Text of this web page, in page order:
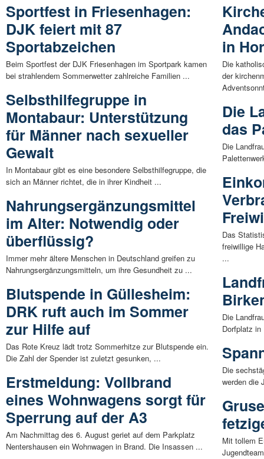
Sportfest in Friesenhagen:
DJK feiert mit 87
Sportabzeichen
Beim Sportfest der DJK Friesenhagen im Sportpark kamen
bei strahlendem Sommerwetter zahlreiche Familien ...
Selbsthilfegruppe in
Montabaur: Unterstützung
für Männer nach sexueller
Gewalt
In Montabaur gibt es eine besondere Selbsthilfegruppe, die
sich an Männer richtet, die in ihrer Kindheit ...
Nahrungsergänzungsmittel
im Alter: Notwendig oder
überflüssig?
Immer mehr ältere Menschen in Deutschland greifen zu
Nahrungsergänzungsmitteln, um ihre Gesundheit zu ...
Blutspende in Güllesheim:
DRK ruft auch im Sommer
zur Hilfe auf
Das Rote Kreuz lädt trotz Sommerhitze zur Blutspende ein.
Die Zahl der Spender ist zuletzt gesunken, ...
Erstmeldung: Vollbrand
eines Wohnwagens sorgt für
Sperrung auf der A3
Am Nachmittag des 6. August geriet auf dem Parkplatz
Nentershausen ein Wohnwagen in Brand. Die Insassen ...
in
Die
der
Die
das
Die
Das
freiwillige
...
Die
Dorfplatz
Die
werden die
Mit tollem